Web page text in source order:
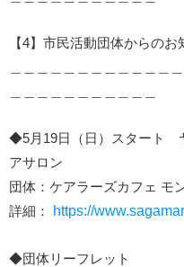
【4】市民活動団体からのお
◆5月19日（日）スタート
アサロン
団体：ケアラーズカフェ モ
詳細：
https://
◆団体リーフレット